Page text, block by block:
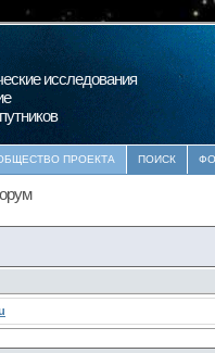
исследования
ПРОЕКТА ПОИСК